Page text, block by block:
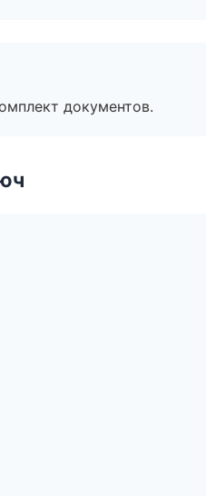
документов.